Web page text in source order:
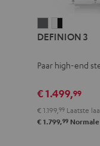
3
3
DEFINION 3
Paar high-end
€ 1.499,99
€ 1.199, 99 Laatste
€ 1.799,99